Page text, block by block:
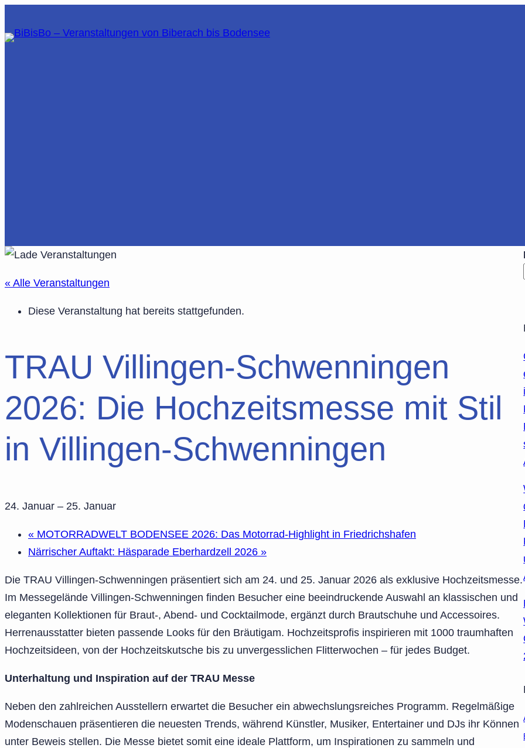
« Alle Veranstaltungen
Diese Veranstaltung hat bereits stattgefunden.
TRAU Villingen-Schwenningen
2026: Die Hochzeitsmesse mit Stil
in Villingen-Schwenningen
24. Januar – 25. Januar
« MOTORRADWELT BODENSEE 2026: Das Motorrad-Highlight in Friedrichshafen
Närrischer Auftakt: Häsparade Eberhardzell 2026 »
Die TRAU Villingen-Schwenningen präsentiert sich am 24. und 25. Januar 2026 als exklusive Hochzeitsmesse.
Im Messegelände Villingen-Schwenningen finden Besucher eine beeindruckende Auswahl an klassischen und
eleganten Kollektionen für Braut-, Abend- und Cocktailmode, ergänzt durch Brautschuhe und Accessoires.
Herrenausstatter bieten passende Looks für den Bräutigam. Hochzeitsprofis inspirieren mit 1000 traumhaften
Hochzeitsideen, von der Hochzeitskutsche bis zu unvergesslichen Flitterwochen – für jedes Budget.
Unterhaltung und Inspiration auf der TRAU Messe
Neben den zahlreichen Ausstellern erwartet die Besucher ein abwechslungsreiches Programm. Regelmäßige
Modenschauen präsentieren die neuesten Trends, während Künstler, Musiker, Entertainer und DJs ihr Können
unter Beweis stellen. Die Messe bietet somit eine ideale Plattform, um Inspirationen zu sammeln und